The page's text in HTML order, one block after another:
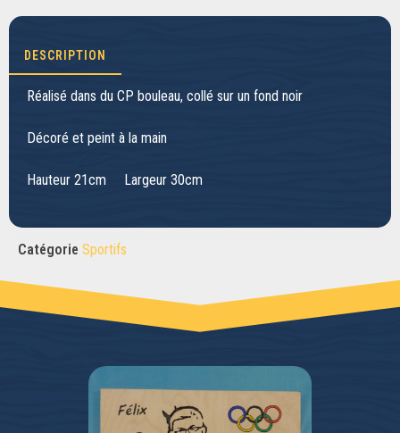
DESCRIPTION
Réalisé dans du CP bouleau, collé sur un fond noir
Décoré et peint à la main
Hauteur 21cm Largeur 30cm
Catégorie Sportifs